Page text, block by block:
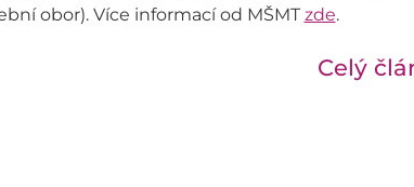
obor). Více informací od MŠMT zde.
Celý